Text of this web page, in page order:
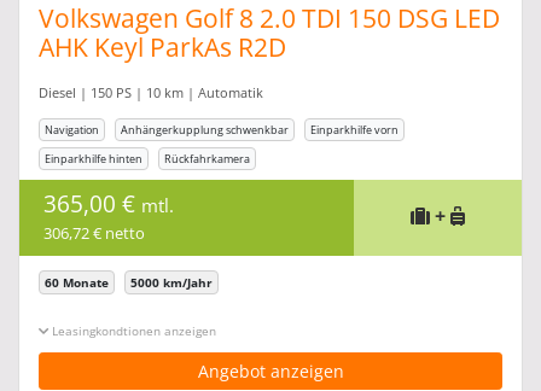
Volkswagen Golf 8 2.0 TDI 150 DSG LED
AHK Keyl ParkAs R2D
Diesel | 150 PS | 10 km | Automatik
Navigation Anhängerkupplung schwenkbar
Einparkhilfe vorn
Einparkhilfe hinten
Rückfahrkamera
365,00 € mtl.
306,72 € netto
+
60 Monate 5000 km/Jahr
Leasingkonditionen ein-/ausblenden
Angebot anzeigen